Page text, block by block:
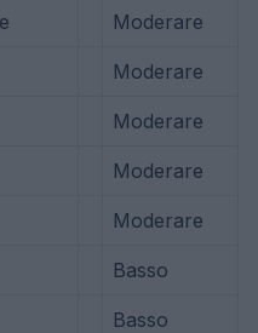
Moderare
Moderare
Moderare
Moderare
Moderare
Basso
Basso